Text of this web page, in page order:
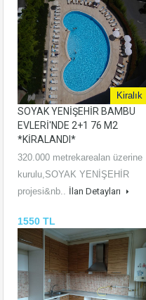
Kiralık
SOYAK YENİŞEHİR BAMBU
EVLERİ'NDE 2+1 76 M2
*KİRALANDI*
320.000 metrekarealan üzerine
kurulu,SOYAK YENİŞEHİR
projesi&nb.. İlan Detayları
1550 TL